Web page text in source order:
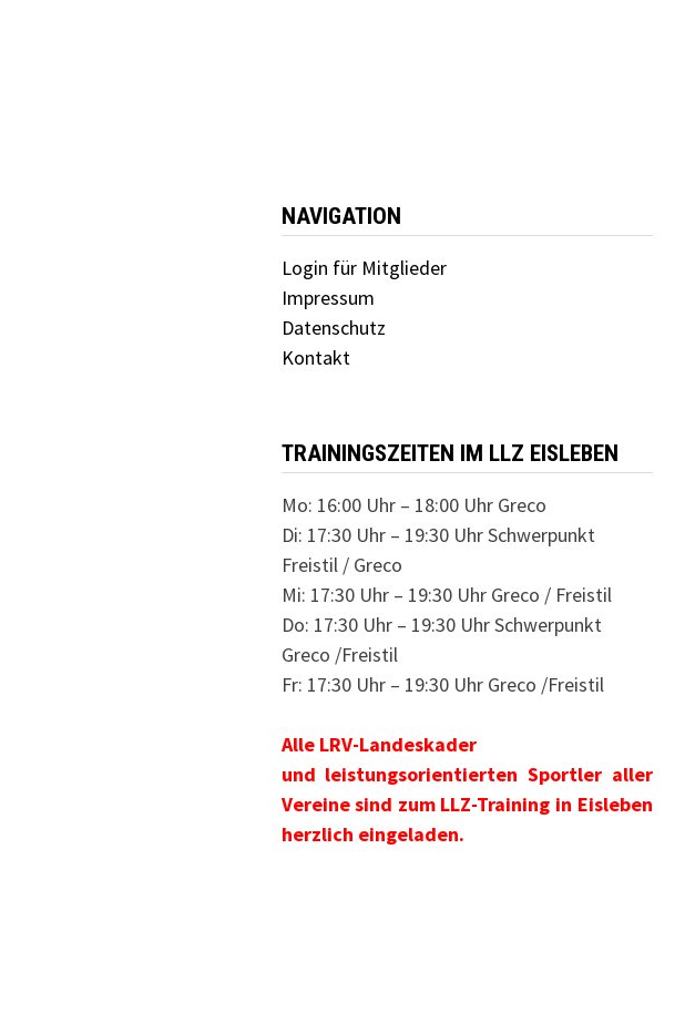
NAVIGATION
Login für Mitglieder
Impressum
Datenschutz
Kontakt
TRAININGSZEITEN IM LLZ EISLEBEN
Mo: 16:00 Uhr – 18:00 Uhr Greco
Di: 17:30 Uhr – 19:30 Uhr Schwerpunkt
Freistil / Greco
Mi: 17:30 Uhr – 19:30 Uhr Greco / Freistil
Do: 17:30 Uhr – 19:30 Uhr Schwerpunkt
Greco /Freistil
Fr: 17:30 Uhr – 19:30 Uhr Greco /Freistil
Alle LRV-Landeskader
und leistungsorientierten Sportler aller
Vereine sind zum LLZ-Training in Eisleben
herzlich eingeladen.